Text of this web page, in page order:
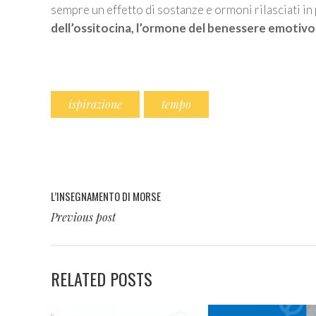
sempre un effetto di sostanze e ormoni rilasciati
dell’ossitocina, l’ormone del benessere emotivo
ispirazione tempo
L’INSEGNAMENTO DI MORSE
Previous post
RELATED POSTS